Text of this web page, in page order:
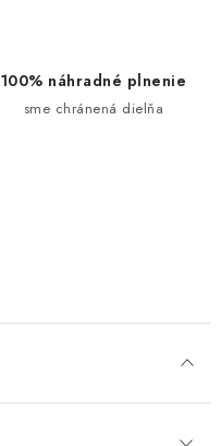
100% náhradné plnenie
sme chránená dielňa